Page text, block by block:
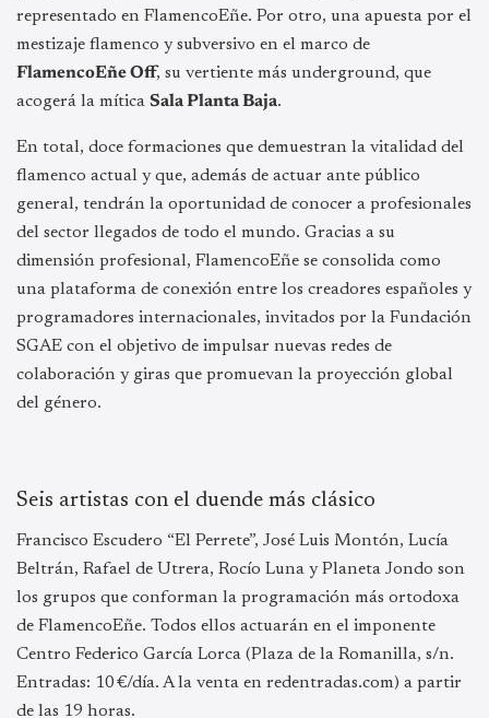
representado en FlamencoEñe. Por otro, una apuesta por el
mestizaje flamenco y subversivo en el marco de
FlamencoEñe Off, su vertiente más underground, que
acogerá la mítica Sala Planta Baja.
En total, doce formaciones que demuestran la vitalidad del
flamenco actual y que, además de actuar ante público
general, tendrán la oportunidad de conocer a profesionales
del sector llegados de todo el mundo. Gracias a su
dimensión profesional, FlamencoEñe se consolida como
una plataforma de conexión entre los creadores españoles y
programadores internacionales, invitados por la Fundación
SGAE con el objetivo de impulsar nuevas redes de
colaboración y giras que promuevan la proyección global
del género.
Seis artistas con el duende más clásico
Francisco Escudero “El Perrete”, José Luis Montón, Lucía
Beltrán, Rafael de Utrera, Rocío Luna y Planeta Jondo son
los grupos que conforman la programación más ortodoxa
de FlamencoEñe. Todos ellos actuarán en el imponente
Centro Federico García Lorca (Plaza de la Romanilla, s/n.
Entradas: 10 €/día. A la venta en redentradas.com) a partir
de las 19 horas.